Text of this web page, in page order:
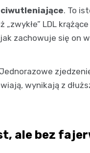
. To
LDL
zachowuje się on
wynikają z
ale bez